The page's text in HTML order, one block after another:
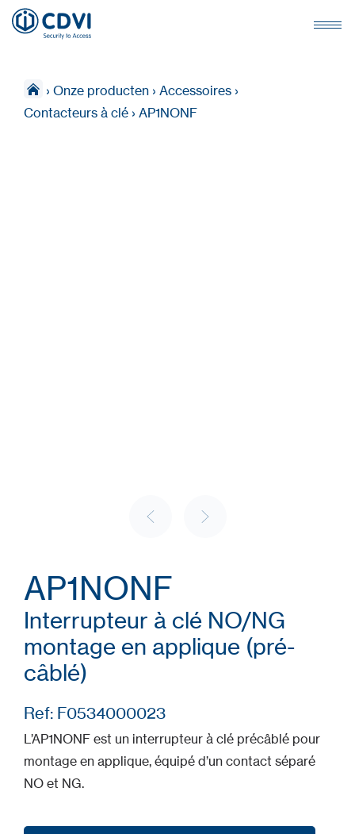
› Onze producten › Accessoires ›
Contacteurs à clé › AP1NONF
AP1NONF
Interrupteur à clé NO/NG
montage en applique (pré-
câblé)
Ref: F0534000023
L’AP1NONF est un interrupteur à clé précâblé pour
montage en applique, équipé d’un contact séparé
NO et NG.